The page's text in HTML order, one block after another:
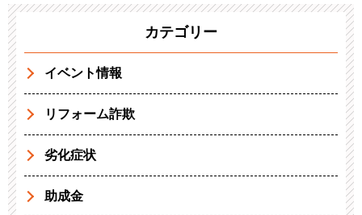
カテゴリー
イベント情報
リフォーム詐欺
劣化症状
助成金